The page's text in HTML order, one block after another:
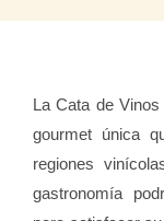
La Cata de
gourmet única
regiones
gastronomía